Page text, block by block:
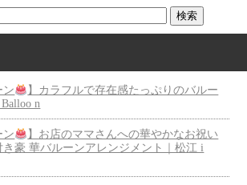
ン
】カラフルで存在感たっぷりのバルー
n
ン
】お店のママさんへの華やかなお祝い
き豪 華バルーンアレンジメント｜松江 i